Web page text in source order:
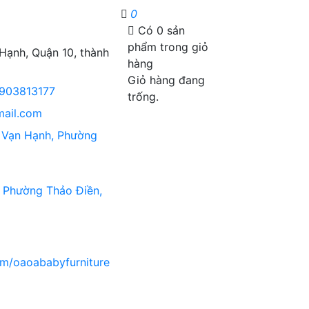
Quận 10, thành
Hạnh, Phường
Thảo Điền,
oaoababyfurniture
0
Có 0 sản
phẩm trong giỏ
hàng
Giỏ hàng đang
trống.